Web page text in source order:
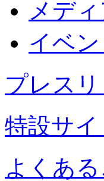
メデ
イベン
プレス
特設サイ
よくあ